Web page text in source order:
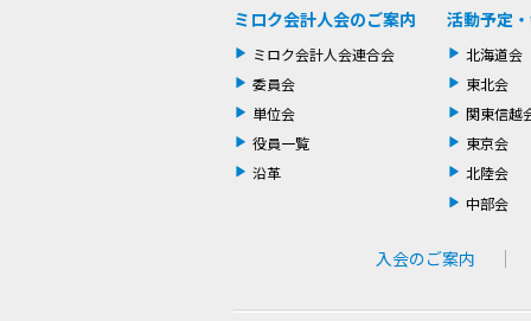
ミロク会計人会のご案内
ミロク会計人会連合会
委員会
単位会
役員一覧
沿革
活動予定
北海道会
東北会
関東信越
東京会
北陸会
中部会
入会のご案内